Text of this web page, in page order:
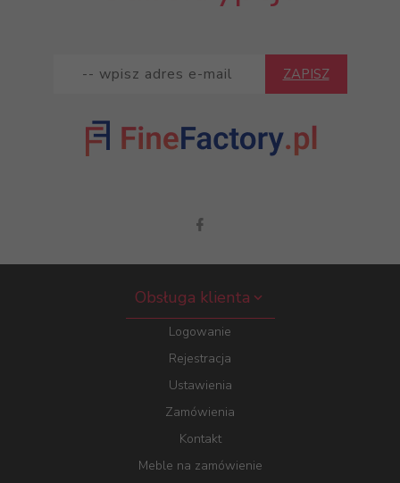
ZAPISZ
Obsługa klienta
Logowanie
Rejestracja
Ustawienia
Zamówienia
Kontakt
Meble na zamówienie